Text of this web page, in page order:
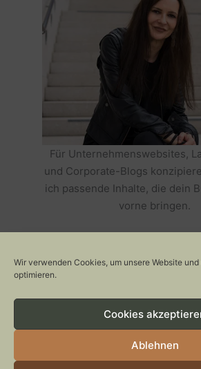
Wir verwenden Cookies, um unsere Website
optimieren.
Cookies
Ablehnen
Für Unternehmenswebsites,
und Corporate-Blogs
ich passende Inhalte, die dein
vorne bringen.
ERFOLGREICH
Copyright © 2026 Stylepeacock: Interior,
IMPRESSUM